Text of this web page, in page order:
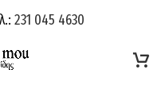
231 045 4630